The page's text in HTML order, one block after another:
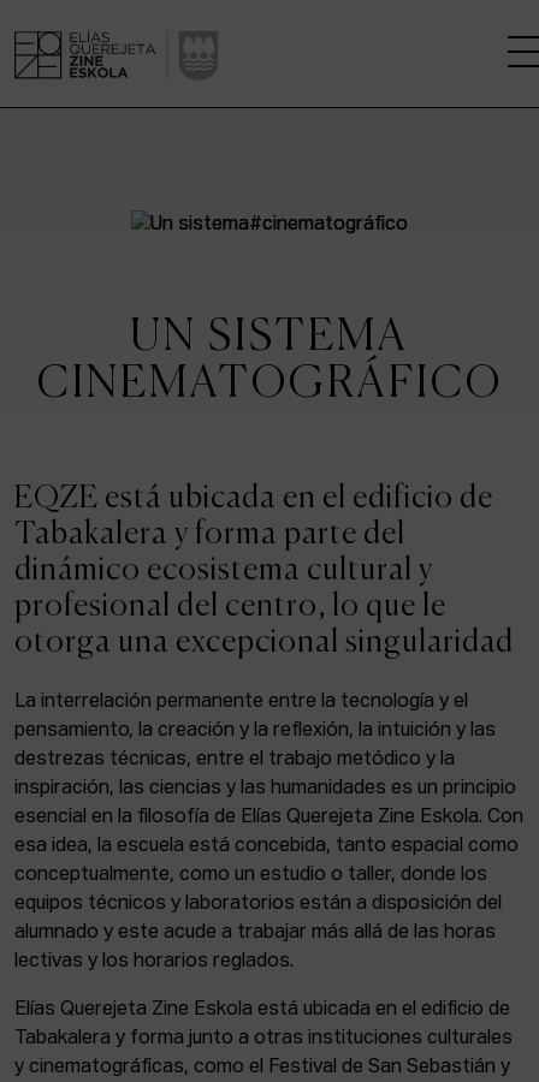
CENTRO DE INVESTIGACIÓN
KINOFABRIKA
LA CASA DEL CINE
ACTUALIDAD
Admisión
Intranet
Facebook Equis Instagram
© Elías Querejeta Zine Eskola 2026
Tabakalera · Andre zigarrogileak plaza, 1
20012 Donostia / San Sebastián
T. 0034 943 545 005
E. info@zine-eskola.eus
UN SISTEMA
CINEMATOGRÁFICO
EQZE está ubicada en el edificio de
Tabakalera y forma parte del
dinámico ecosistema cultural y
profesional del centro, lo que le
otorga una excepcional singularidad
La interrelación permanente entre la tecnología y el
pensamiento, la creación y la reflexión, la intuición y las
destrezas técnicas, entre el trabajo metódico y la
inspiración, las ciencias y las humanidades es un principio
esencial en la filosofía de Elías Querejeta Zine Eskola. Con
esa idea, la escuela está concebida, tanto espacial como
conceptualmente, como un estudio o taller, donde los
equipos técnicos y laboratorios están a disposición del
alumnado y este acude a trabajar más allá de las horas
lectivas y los horarios reglados.
Elías Querejeta Zine Eskola está ubicada en el edificio de
Tabakalera y forma junto a otras instituciones culturales
y cinematográficas, como el Festival de San Sebastián y